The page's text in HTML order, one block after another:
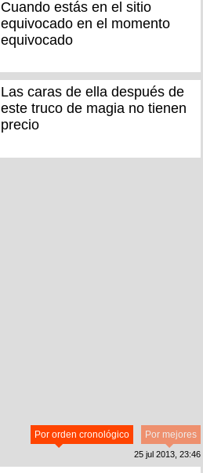
Cuando estás en el sitio
equivocado en el momento
equivocado
Las caras de ella después de
este truco de magia no tienen
precio
Por mejores
Por orden cronológico
25 jul 2013, 23:46